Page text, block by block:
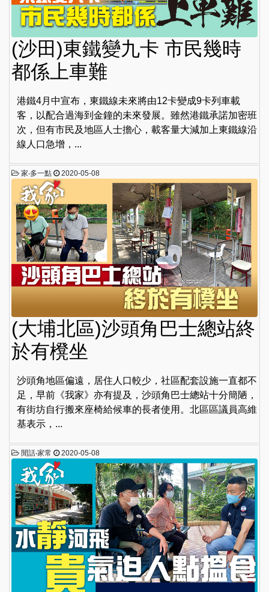
(沙田)東鐵變九卡 市民幾時
都係上車難
港鐵4月中宣布，東鐵線未來將由12卡變成9卡列車載
客，以配合過海到金鐘的未來發展。雖然港鐵承諾加密班
次，但有市民及地區人士擔心，載客量大減加上東鐵線沿
線人口急增，...
家‧多一點 2020-05-08
(大埔北區)沙頭角巴士總站終
於有櫈坐
沙頭角地區偏遠，居住人口較少，社區配套設施一直都不
足，早前《我家》亦有提及，沙頭角巴士總站十分簡陋，
有街坊自行搬來座椅給候車的長者使用。北區區議員高維
基表示，...
閒話‧家常 2020-05-08